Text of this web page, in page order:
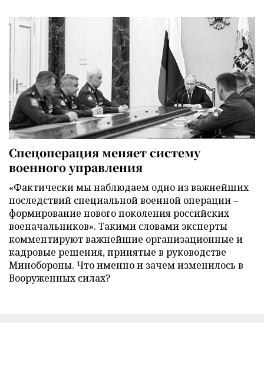
Спецоперация меняет систему
военного управления
«Фактически мы наблюдаем одно из важнейших
последствий специальной военной операции –
формирование нового поколения российских
военачальников». Такими словами эксперты
комментируют важнейшие организационные и
кадровые решения, принятые в руководстве
Минобороны. Что именно и зачем изменилось в
Вооруженных силах?